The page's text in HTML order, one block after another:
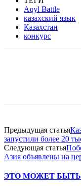
Aqyl Battle
казахский язык
Казахстан
конкурс
Предыдущая статья
запустили более 20
Следующая статья
Азия объявлены на
ЭТО МОЖЕТ